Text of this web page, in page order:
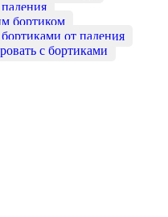
бортиком
от падения
с бортиками